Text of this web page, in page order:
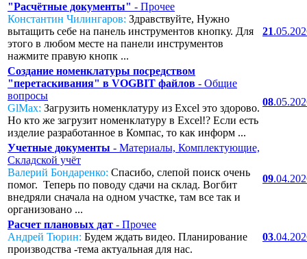
"Расчётные документы" - Прочее
Константин Чилингаров: Здравствуйте, Нужно
вытащить себе на панель инструментов кнопку. Для
этого в любом месте на панели инструментов
нажмите правую кнопк ...
21
Создание номенклатуры посредством
"перетаскивания" в VOGBIT файлов - Общие
вопросы
GlMax: Загрузить номенклатуру из Excel это здорово.
Но кто же загрузит номенклатуру в Excel!? Если есть
изделие разработанное в Компас, то как информ ...
08
Учетные документы - Материалы, Комплектующие,
Складской учёт
Валерий Бондаренко: Спасибо, слепой поиск очень
помог. Теперь по поводу сдачи на склад. Вогбит
внедряли сначала на одном участке, там все так и
организовано ...
09
Расчет плановых дат - Прочее
Андрей Тюрин: Будем ждать видео. Планирование
производства -тема актуальная для нас.
03